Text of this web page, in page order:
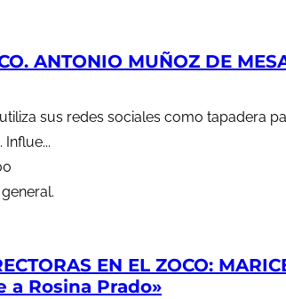
ANTONIO MUÑOZ DE
sus redes sociales como tapadera
EN EL ZOCO:
a Rosina Prado»